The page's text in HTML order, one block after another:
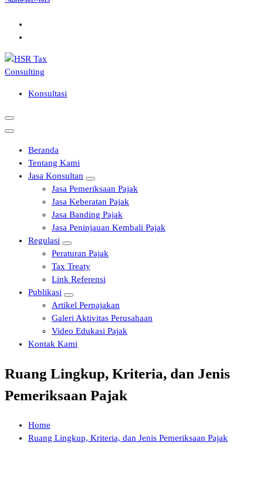
Konsultasi
Beranda
Tentang Kami
Jasa Konsultan
Jasa Pemeriksaan Pajak
Jasa Keberatan Pajak
Jasa Banding Pajak
Jasa Peninjauan Kembali Pajak
Regulasi
Peraturan Pajak
Tax Treaty
Link Referensi
Publikasi
Artikel Perpajakan
Galeri Aktivitas Perusahaan
Video Edukasi Pajak
Kontak Kami
Ruang Lingkup, Kriteria, dan Jenis
Pemeriksaan Pajak
Home
Ruang Lingkup, Kriteria, dan Jenis Pemeriksaan Pajak